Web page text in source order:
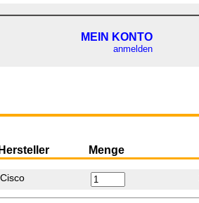
MEIN KONTO
anmelden
Hersteller Menge
Cisco